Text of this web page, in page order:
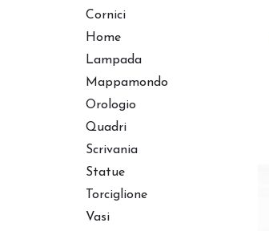
Cornici
Home
Lampada
Mappamondo
Orologio
Quadri
Scrivania
Statue
Torciglione
Vasi